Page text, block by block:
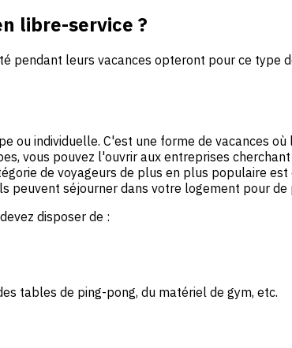
libre-service ?
pendant leurs vacances opteront pour ce type
ou individuelle. C'est une forme de vacances
vous pouvez l'ouvrir aux entreprises
de voyageurs de plus en plus populaire
séjourner dans votre logement pour de
disposer de :
tables de ping-pong, du matériel de gym, etc.